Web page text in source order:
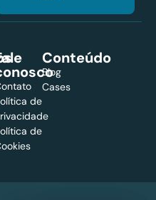
de
de
Conteúdo
Blog
Cases